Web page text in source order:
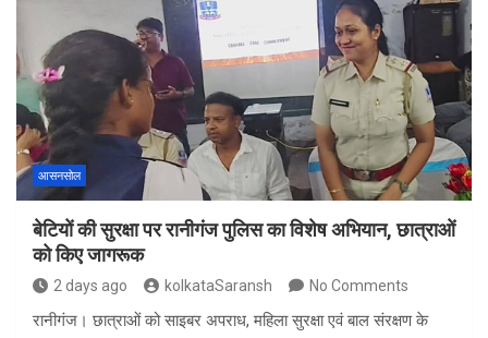
o
k
d
o
n
e
आसनसोल
बेटियों की सुरक्षा पर रानीगंज पुलिस का विशेष अभियान, छात्राओं
को किए जागरूक
2 days ago kolkataSaransh No Comments
रानीगंज। छात्राओं को साइबर अपराध, महिला सुरक्षा एवं बाल संरक्षण के